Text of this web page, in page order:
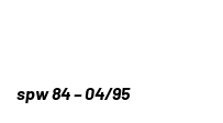
spw 84 – 04/95